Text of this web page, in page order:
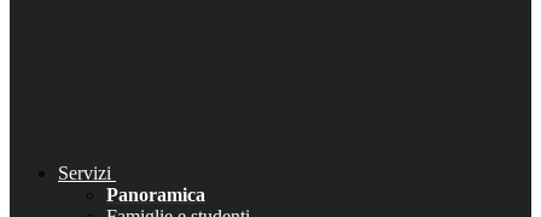
Servizi
Panoramica